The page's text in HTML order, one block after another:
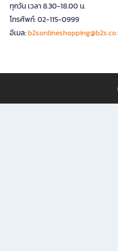
ทุกวัน เวลา 8.30-18.00 น.
โทรศัพท์: 02-115-0999
อีเมล: